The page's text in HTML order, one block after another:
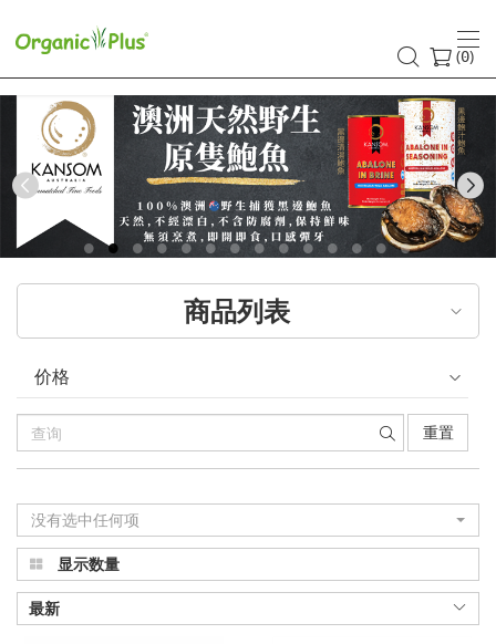
(0)
Previous
商品列表
价格
重置
没有选中任何项
显示数量
最新